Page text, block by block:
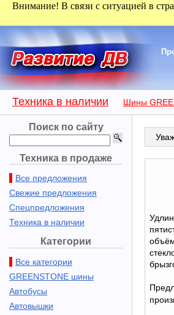
Внимание! В связи с ситуацией в
Техника в наличии Шины
Поиск по сайту
Техника в продаже
Все предложения
Свежие предложения
Спецпредложения
Техника в наличии
Категории
Все категории
GREENSTONE шины
Автобусы
Автовышки